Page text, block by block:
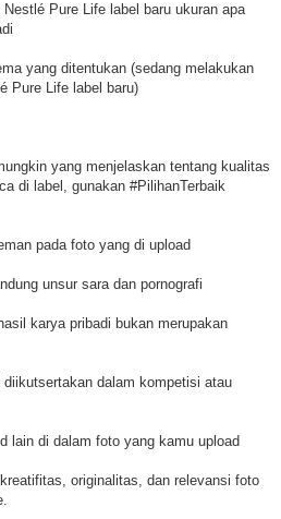
Pure Life label baru ukuran apa
yang ditentukan (sedang melakukan
Pure Life label baru)
yang menjelaskan tentang kualitas
di label, gunakan #PilihanTerbaik
pada foto yang di upload
unsur sara dan pornografi
karya pribadi bukan merupakan
dalam kompetisi atau
lain di dalam foto yang kamu upload
originalitas, dan relevansi foto